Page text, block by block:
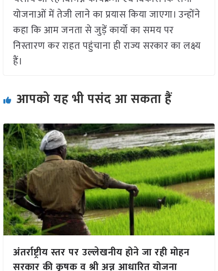
योजनाओं में तेजी लाने का प्रयास किया जाएगा। उन्होंने
कहा कि आम जनता से जुड़ें कार्यो का समय पर
निस्तारण कर राहत पहुंचाना ही राज्य सरकार का लक्ष्य
हैं।
आपको यह भी पसंद आ सकता हैं
अंतर्राष्ट्रीय स्तर पर उल्लेखनीय होने जा रही मोहन
सरकार की कृषक व श्री अन्न आधारित योजना